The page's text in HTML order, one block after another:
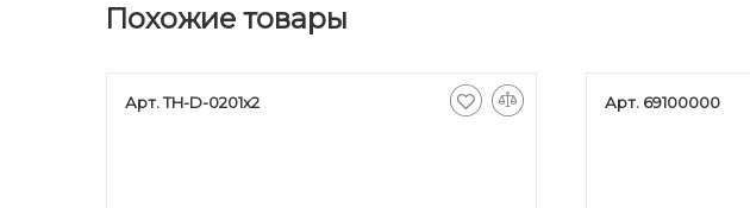
Похожие товары
Арт. TH-D-0201x2 Арт. 69100000